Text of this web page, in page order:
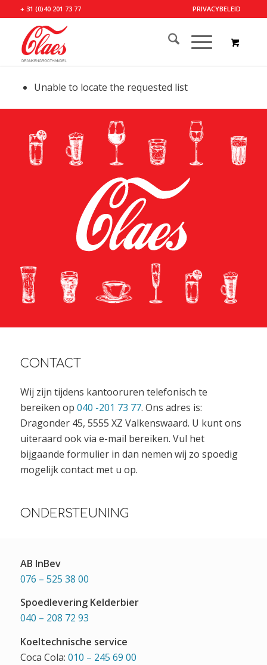
PRIVACYBELEID
+ 31 (0)40 201 73 77
Unable to locate the requested list
CONTACT
Wij zijn tijdens kantooruren telefonisch te
bereiken op 040 -201 73 77. Ons adres is:
Dragonder 45, 5555 XZ Valkenswaard. U kunt ons
uiteraard ook via e-mail bereiken. Vul het
bijgaande formulier in dan nemen wij zo spoedig
mogelijk contact met u op.
ONDERSTEUNING
AB InBev
076 – 525 38 00
Spoedlevering Kelderbier
040 – 208 72 93
Koeltechnische service
Coca Cola: 010 – 245 69 00